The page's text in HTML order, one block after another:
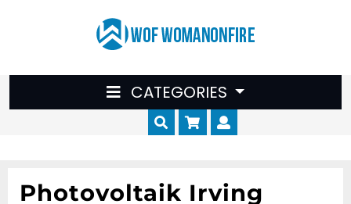
CATEGORIES
Cart
Photovoltaik Irving